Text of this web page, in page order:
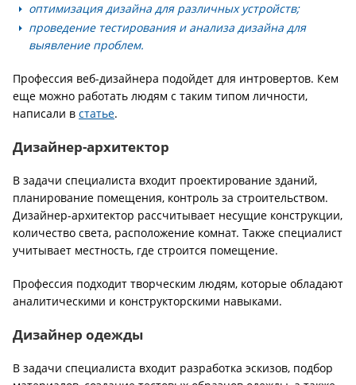
оптимизация дизайна для различных устройств;
проведение тестирования и анализа дизайна для
выявление проблем.
Профессия веб-дизайнера подойдет для интровертов. Кем
еще можно работать людям с таким типом личности,
написали в статье.
Дизайнер-архитектор
В задачи специалиста входит проектирование зданий,
планирование помещения, контроль за строительством.
Дизайнер-архитектор рассчитывает несущие конструкции,
количество света, расположение комнат. Также специалист
учитывает местность, где строится помещение.
Профессия подходит творческим людям, которые обладают
аналитическими и конструкторскими навыками.
Дизайнер одежды
В задачи специалиста входит разработка эскизов, подбор